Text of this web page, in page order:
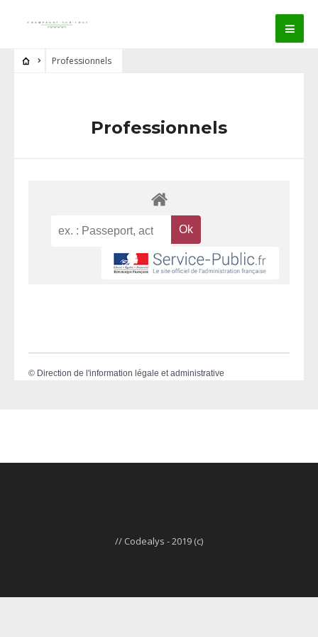
Professionnels
Professionnels
© Direction de l'information légale et administrative
// Codealys - 2019 (c)